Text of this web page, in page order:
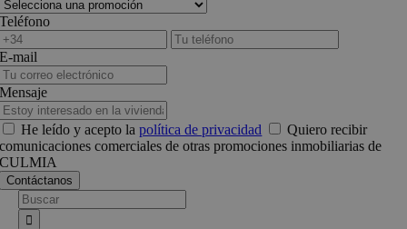
Teléfono
E-mail
Mensaje
He leído y acepto lapolítica de privacidad
Quiero recibir
comunicaciones comerciales de otras promociones inmobiliarias de
CULMIA
Busca: